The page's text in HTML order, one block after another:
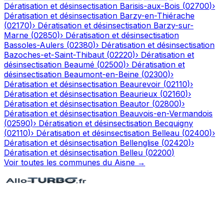
Dératisation et désinsectisation Barisis-aux-Bois (02700)›
Dératisation et désinsectisation Barzy-en-Thiérache
(02170)› Dératisation et désinsectisation Barzy-sur-
Marne (02850)› Dératisation et désinsectisation
Bassoles-Aulers (02380)› Dératisation et désinsectisation
Bazoches-et-Saint-Thibaut (02220)› Dératisation et
désinsectisation Beaumé (02500)› Dératisation et
désinsectisation Beaumont-en-Beine (02300)›
Dératisation et désinsectisation Beaurevoir (02110)›
Dératisation et désinsectisation Beaurieux (02160)›
Dératisation et désinsectisation Beautor (02800)›
Dératisation et désinsectisation Beauvois-en-Vermandois
(02590)› Dératisation et désinsectisation Becquigny
(02110)› Dératisation et désinsectisation Belleau (02400)›
Dératisation et désinsectisation Bellenglise (02420)›
Dératisation et désinsectisation Belleu (02200)
Voir toutes les communes du Aisne →